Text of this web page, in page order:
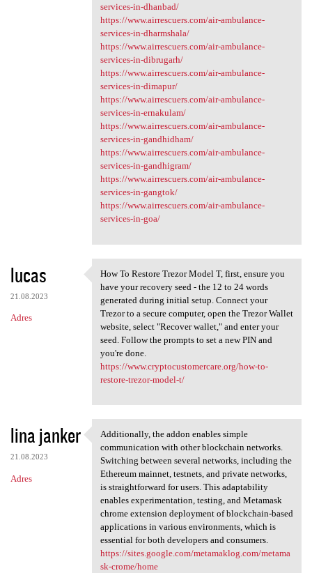
services-in-dhanbad/
https://www.airrescuers.com/air-ambulance-
services-in-dharmshala/
https://www.airrescuers.com/air-ambulance-
services-in-dibrugarh/
https://www.airrescuers.com/air-ambulance-
services-in-dimapur/
https://www.airrescuers.com/air-ambulance-
services-in-ernakulam/
https://www.airrescuers.com/air-ambulance-
services-in-gandhidham/
https://www.airrescuers.com/air-ambulance-
services-in-gandhigram/
https://www.airrescuers.com/air-ambulance-
services-in-gangtok/
https://www.airrescuers.com/air-ambulance-
services-in-goa/
lucas
21.08.2023
Adres
How To Restore Trezor Model T
How To Restore Trezor Model T, first, ensure you
have your recovery seed - the 12 to 24 words
generated during initial setup. Connect your
Trezor to a secure computer, open the Trezor Wallet
website, select "Recover wallet," and enter your
seed. Follow the prompts to set a new PIN and
you're done.
https://www.cryptocustomercare.org/how-to-
restore-trezor-model-t/
lina janker
21.08.2023
Adres
Additionally, the addon
Additionally, the addon enables simple
communication with other blockchain networks.
Switching between several networks, including the
Ethereum mainnet, testnets, and private networks,
is straightforward for users. This adaptability
enables experimentation, testing, and Metamask
chrome extension deployment of blockchain-based
applications in various environments, which is
essential for both developers and consumers.
https://sites.google.com/metamaklog.com/metama
sk-crome/home